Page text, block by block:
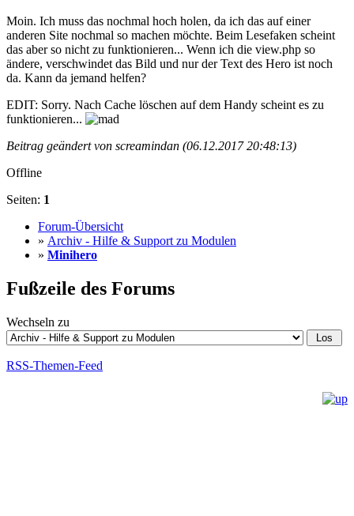
Moin. Ich muss das nochmal hoch holen, da ich das auf einer
anderen Site nochmal so machen möchte. Beim Lesefaken scheint
das aber so nicht zu funktionieren... Wenn ich die view.php so
ändere, verschwindet das Bild und nur der Text des Hero ist noch
da. Kann da jemand helfen?
EDIT: Sorry. Nach Cache löschen auf dem Handy scheint es zu
funktionieren...
Beitrag geändert von screamindan (06.12.2017 20:48:13)
Offline
Seiten: 1
Forum-Übersicht
» Archiv - Hilfe & Support zu Modulen
» Minihero
Fußzeile des Forums
Wechseln zu
RSS-Themen-Feed